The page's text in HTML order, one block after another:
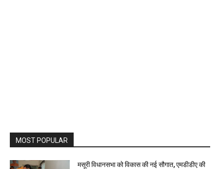
MOST POPULAR
मसूरी विधानसभा को विकास की नई सौगात, एमडीडीए की